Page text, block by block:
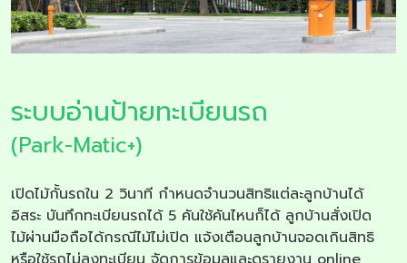
ระบบอ่านป้ายทะเบียนรถ
(Park-Matic+)
เปิดไม้กั้นรถใน 2 วินาที กำหนดจำนวนสิทธิแต่ละลูกบ้านได้
อิสระ บันทึกทะเบียนรถได้ 5 คันใช้คันไหนก็ได้ ลูกบ้านสั่งเปิด
ไม้ผ่านมือถือได้กรณีไม้ไม่เปิด แจ้งเตือนลูกบ้านจอดเกินสิทธิ